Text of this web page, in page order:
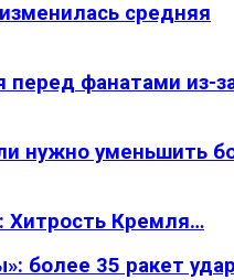
средняя
перед фанатами из-
нужно уменьшить
Хитрость Кремля…
более 35 ракет